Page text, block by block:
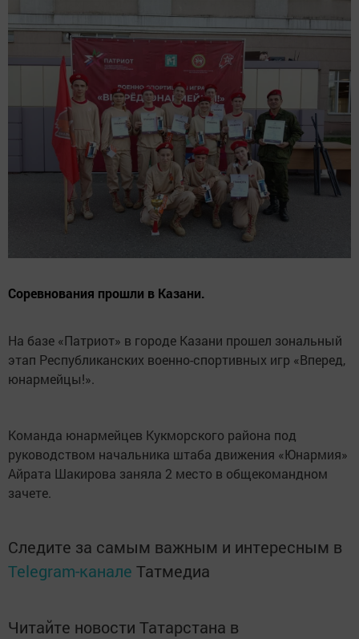
Соревнования прошли в Казани.
На базе «Патриот» в городе Казани прошел зональный
этап Республиканских военно-спортивных игр «Вперед,
юнармейцы!».
Команда юнармейцев Кукморского района под
руководством начальника штаба движения «Юнармия»
Айрата Шакирова заняла 2 место в общекомандном
зачете.
Следите за самым важным и интересным в
Telegram-канале Татмедиа
Читайте новости Татарстана в